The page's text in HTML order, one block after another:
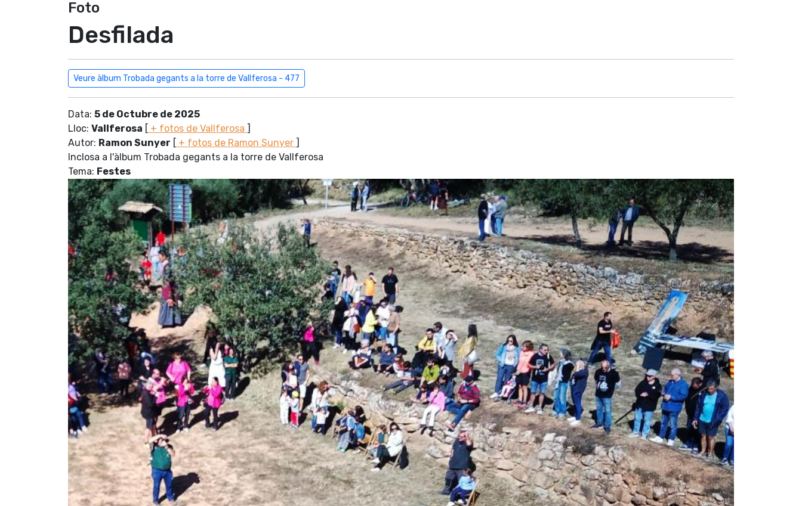
Foto
Desfilada
Veure àlbum Trobada gegants a la torre de Vallferosa - 477
Data: 5 de Octubre de 2025
Lloc: Vallferosa [ + fotos de Vallferosa ]
Autor: Ramon Sunyer [ + fotos de Ramon Sunyer ]
Inclosa a l'àlbum Trobada gegants a la torre de Vallferosa
Tema: Festes